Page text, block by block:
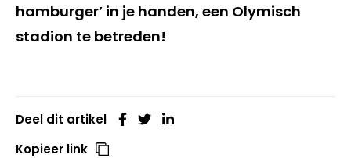
hamburger’ in je handen, een Olymisch
stadion te betreden!
Deel dit artikel
Kopieer link